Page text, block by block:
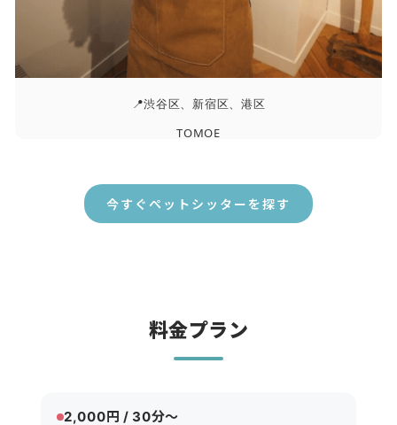
📍渋谷区、新宿区、港区
TOMOE
今すぐペットシッターを探す
料金プラン
2,000円 / 30分〜